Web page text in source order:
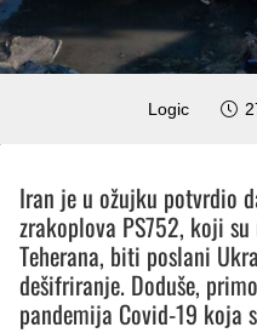
Logic
Iran je u ožujku potvrdio
zrakoplova PS752, koji
Teherana, biti poslani
dešifriranje. Doduše,
pandemija Covid-19 koja